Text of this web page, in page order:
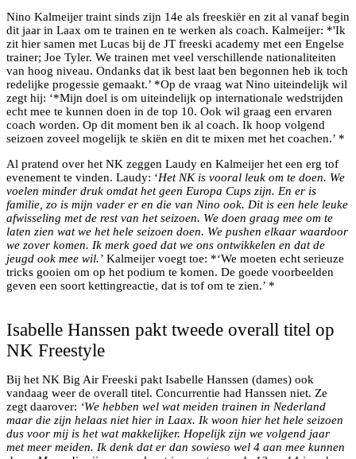
Nino Kalmeijer traint sinds zijn 14e als freeskiër en zit al vanaf begin
dit jaar in Laax om te trainen en te werken als coach. Kalmeijer: *'Ik
zit hier samen met Lucas bij de JT freeski academy met een Engelse
trainer; Joe Tyler. We trainen met veel verschillende nationaliteiten
van hoog niveau. Ondanks dat ik best laat ben begonnen heb ik toch
redelijke progessie gemaakt.’ *Op de vraag wat Nino uiteindelijk wil
zegt hij: ‘*Mijn doel is om uiteindelijk op internationale wedstrijden
echt mee te kunnen doen in de top 10. Ook wil graag een ervaren
coach worden. Op dit moment ben ik al coach. Ik hoop volgend
seizoen zoveel mogelijk te skiën en dit te mixen met het coachen.’ *
Al pratend over het NK zeggen Laudy en Kalmeijer het een erg tof
evenement te vinden. Laudy: ‘Het NK is vooral leuk om te doen. We
voelen minder druk omdat het geen Europa Cups zijn. En er is
familie, zo is mijn vader er en die van Nino ook. Dit is een hele leuke
afwisseling met de rest van het seizoen. We doen graag mee om te
laten zien wat we het hele seizoen doen. We pushen elkaar waardoor
we zover komen. Ik merk goed dat we ons ontwikkelen en dat de
jeugd ook mee wil.’ Kalmeijer voegt toe: *‘We moeten echt serieuze
tricks gooien om op het podium te komen. De goede voorbeelden
geven een soort kettingreactie, dat is tof om te zien.’ *
Isabelle Hanssen pakt tweede overall titel op
NK Freestyle
Bij het NK Big Air Freeski pakt Isabelle Hanssen (dames) ook
vandaag weer de overall titel. Concurrentie had Hanssen niet. Ze
zegt daarover: ‘We hebben wel wat meiden trainen in Nederland
maar die zijn helaas niet hier in Laax. Ik woon hier het hele seizoen
dus voor mij is het wat makkelijker. Hopelijk zijn we volgend jaar
met meer meiden. Ik denk dat er dan sowieso wel 4 aan mee kunnen